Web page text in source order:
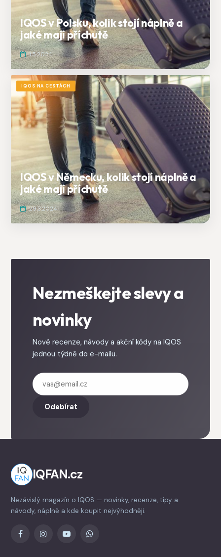
IQOS v Polsku, kolik stojí náplně a
jaké mají příchutě
1.5.2024
IQOS NA CESTÁCH
IQOS v Německu, kolik stojí náplně a
jaké mají příchutě
29.3.2024
Nezmeškejte slevy a
novinky
Nové recenze, návody a akční kódy na IQOS
jednou týdně do e-mailu.
Odebírat
IQFAN.cz
Nezávislý magazín o IQOS — novinky, recenze, tipy a
návody, náplně a kde koupit nejvýhodněji.